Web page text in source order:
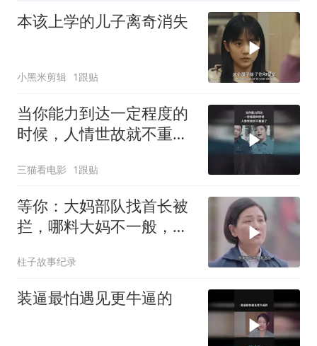
本该上学的儿子离奇消失
小黑米剪辑 1跟贴
当你能力到达一定程度的
时候，人情世故就不重要
三猫看电影 1跟贴
等你：大妈部队找首长被
拦，哪料大妈不一般，首
柱子故事纪录
装逼最怕遇见更牛逼的